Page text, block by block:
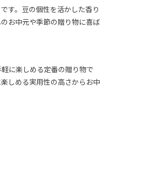
す。豆の個性を活かした香り
お中元や季節の贈り物に喜ば
に楽しめる定番の贈り物で
しめる実用性の高さからお中